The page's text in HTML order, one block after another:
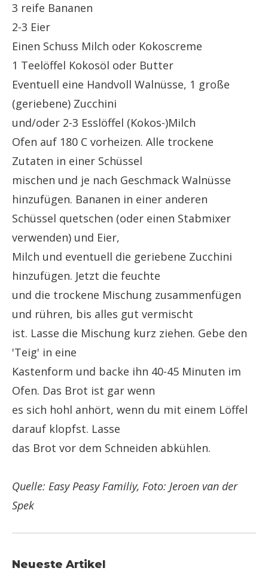
3 reife Bananen
2-3 Eier
Einen Schuss Milch oder Kokoscreme
1 Teelöffel Kokosöl oder Butter
Eventuell eine Handvoll Walnüsse, 1 große
(geriebene) Zucchini
und/oder 2-3 Esslöffel (Kokos-)Milch
Ofen auf 180 C vorheizen. Alle trockene
Zutaten in einer Schüssel
mischen und je nach Geschmack Walnüsse
hinzufügen. Bananen in einer anderen
Schüssel quetschen (oder einen Stabmixer
verwenden) und Eier,
Milch und eventuell die geriebene Zucchini
hinzufügen. Jetzt die feuchte
und die trockene Mischung zusammenfügen
und rühren, bis alles gut vermischt
ist. Lasse die Mischung kurz ziehen. Gebe den
'Teig' in eine
Kastenform und backe ihn 40-45 Minuten im
Ofen. Das Brot ist gar wenn
es sich hohl anhört, wenn du mit einem Löffel
darauf klopfst. Lasse
das Brot vor dem Schneiden abkühlen.
Quelle: Easy Peasy Familiy, Foto: Jeroen van der
Spek
Neueste Artikel